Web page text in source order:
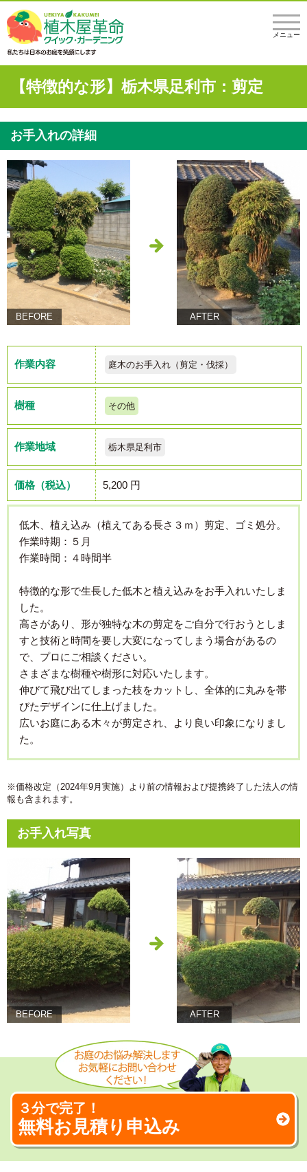
メニュー
【特徴的な形】栃木県足利市：剪定
お手入れの詳細
BEFORE AFTER
作業内容 庭木のお手入れ（剪定・伐採）
樹種 その他
作業地域 栃木県足利市
価格（税込） 5,200 円
低木、植え込み（植えてある長さ３ｍ）剪定、ゴミ処分。
作業時期：５月
作業時間：４時間半
特徴的な形で生長した低木と植え込みをお手入れいたしま
した。
高さがあり、形が独特な木の剪定をご自分で行おうとしま
すと技術と時間を要し大変になってしまう場合があるの
で、プロにご相談ください。
さまざまな樹種や樹形に対応いたします。
伸びて飛び出てしまった枝をカットし、全体的に丸みを帯
びたデザインに仕上げました。
広いお庭にある木々が剪定され、より良い印象になりまし
た。
※価格改定（2024年9月実施）より前の情報および提携終了した法人の情
報も含まれます。
お手入れ写真
BEFORE AFTER
３分で完了！
無料お見積り申込み